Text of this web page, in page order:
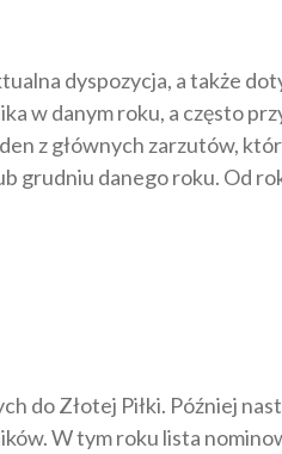
dyspozycja, a także
w danym roku, a często
z głównych zarzutów,
grudniu danego roku. Od
Złotej Piłki. Później
W tym roku lista